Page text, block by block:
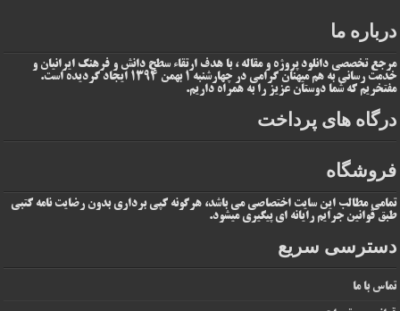
درباره ما
مرجع تخصصی دانلود پروژه و مقاله ، با هدف ارتقاء سطح دانش و فرهنگ ایرانیان و
خدمت رسانی به هم میهنان گرامی در چهارشنبه 1 بهمن 1394 ایجاد گردیده است.
مفتخریم که شما دوستان عزیز را به همراه داریم.
درگاه های پرداخت
فروشگاه
تمامی مطالب این سایت اختصاصی می باشد، هرگونه کپی برداری بدون رضایت نامه کتبی
طبق قوانین جرایم رایانه ای پیگیری میشود.
دسترسی سریع
تماس با ما